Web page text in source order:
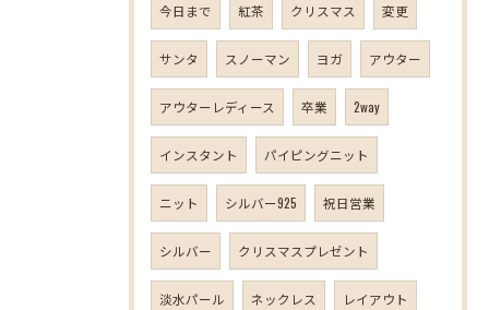
今日まで 紅茶 クリスマス 変更
サンタ スノーマン ヨガ アウター
アウターレディース 卒業 2way
インスタント パイピングニット
ニット シルバー925 祝日営業
シルバー クリスマスプレゼント
淡水パール ネックレス レイアウト